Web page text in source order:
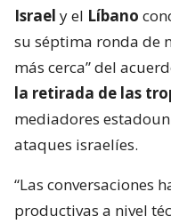
Israel y el Líbano
su séptima ronda de
más cerca” del
la retirada de las
mediadores
ataques israelíes.
“Las conversaciones
productivas a nivel